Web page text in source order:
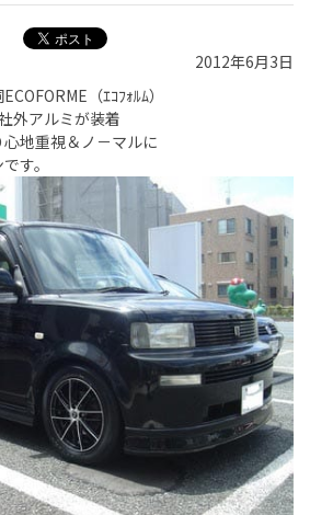
2012年6月3日
（ｴｺﾌｫﾙﾑ）
外アルミが装着
地重視＆ノ－マルに
す。